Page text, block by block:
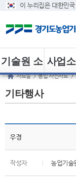
이 누리집은 대한민
사업
기술원 소
개
자료실 > 농업 사진자료 >
기타행사
우경
작성자 농업기술